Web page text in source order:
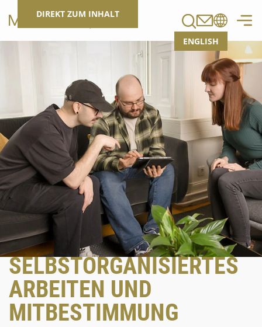
DIREKT ZUM INHALT
ENGLISH
SELBSTORGANISIERTES
ARBEITEN UND
MITBESTIMMUNG